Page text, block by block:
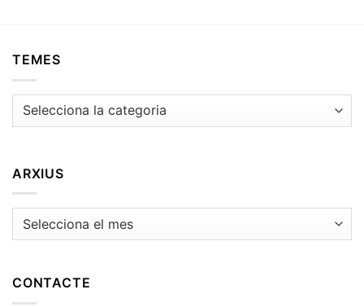
TEMES
Temes
ARXIUS
Arxius
CONTACTE